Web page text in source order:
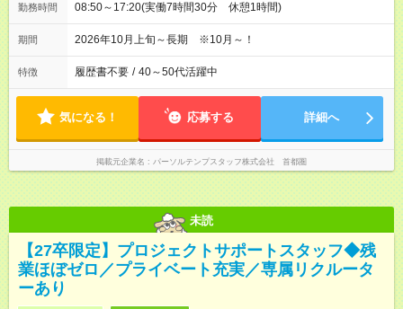
勤務時間 08:50～17:20(実働7時間30分 休憩1時間)
期間 2026年10月上旬～長期 ※10月～！
特徴 履歴書不要 / 40～50代活躍中
気になる！ 応募する 詳細へ
掲載元企業名 パーソルテンプスタッフ株式会社 首都圏
未読
【27卒限定】プロジェクトサポートスタッフ◆残
業ほぼゼロ／プライベート充実／専属リクルータ
ーあり